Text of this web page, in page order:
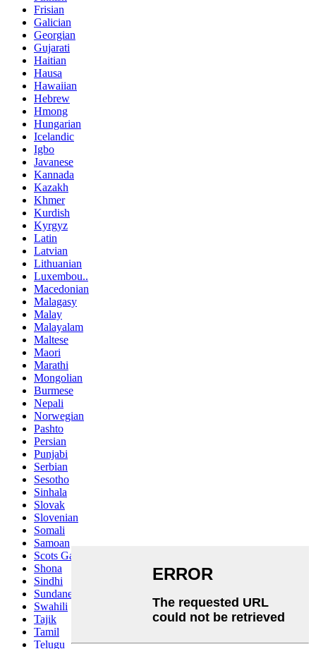
Frisian
Galician
Georgian
Gujarati
Haitian
Hausa
Hawaiian
Hebrew
Hmong
Hungarian
Icelandic
Igbo
Javanese
Kannada
Kazakh
Khmer
Kurdish
Kyrgyz
Latin
Latvian
Lithuanian
Luxembou..
Macedonian
Malagasy
Malay
Malayalam
Maltese
Maori
Marathi
Mongolian
Burmese
Nepali
Norwegian
Pashto
Persian
Punjabi
Serbian
Sesotho
Sinhala
Slovak
Slovenian
Somali
Samoan
Scots Gaelic
Shona
Sindhi
Sundanese
Swahili
Tajik
Tamil
Telugu